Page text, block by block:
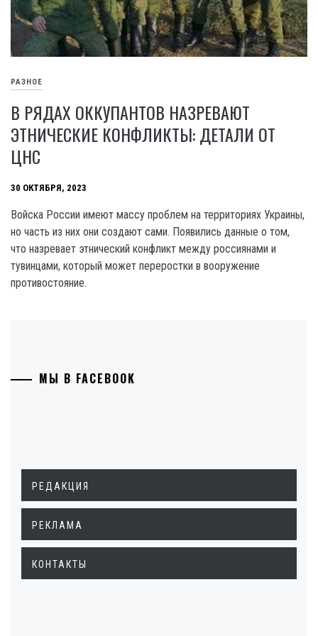
РАЗНОЕ
В РЯДАХ ОККУПАНТОВ НАЗРЕВАЮТ
ЭТНИЧЕСКИЕ КОНФЛИКТЫ: ДЕТАЛИ ОТ
ЦНС
30 ОКТЯБРЯ, 2023
Войска России имеют массу проблем на территориях Украины,
но часть из них они создают сами. Появились данные о том,
что назревает этнический конфликт между россиянами и
тувинцами, который может переростки в вооружение
противостояние.
МЫ В FACEBOOK
РЕДАКЦИЯ
РЕКЛАМА
КОНТАКТЫ